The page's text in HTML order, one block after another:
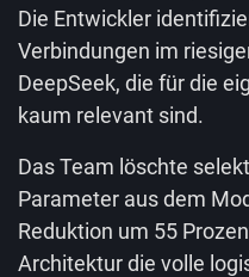
Die Entwickler
Verbindungen im
DeepSeek, die für die
kaum relevant sind.
Das Team löschte
Parameter aus dem
Reduktion um 55
Architektur die volle